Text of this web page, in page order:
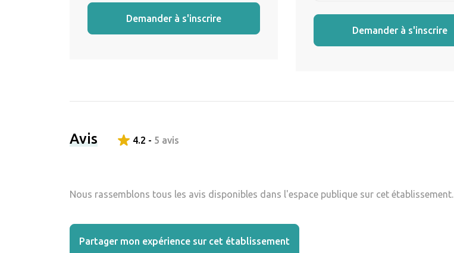
Demander à s'inscrire
Demander à s'inscrire
Avis 4.2 - 5 avis
Nous rassemblons tous les avis disponibles dans l'espace publique sur cet établissement.
Partager mon expérience sur cet établissement